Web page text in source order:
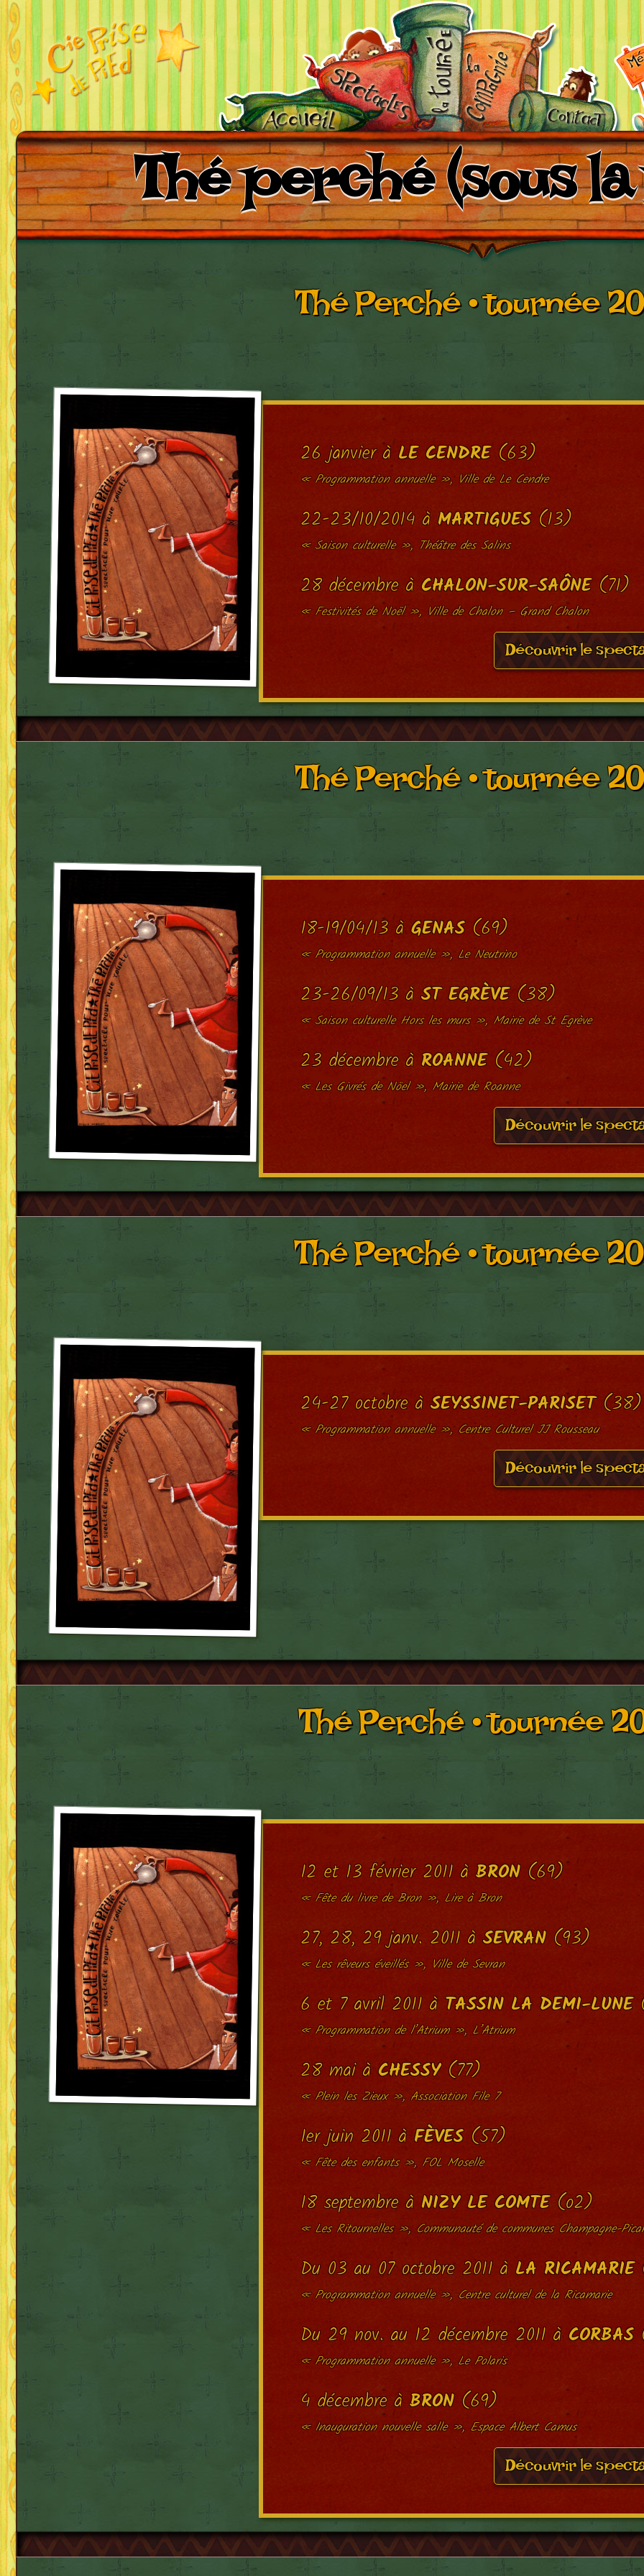
Thé perché (sous
Thé Perché • tournée
26 janvier àLE CENDRE (63)
« Programmation annuelle », Ville de Le Cendre
22-23/10/2014 àMARTIGUES(13)
« Saison culturelle », Théâtre des Salins
28 décembre àCHALON-SUR-SAÔNE(71)
« Festivités de Noël », Ville de Chalon – Grand Chalon
Découvrir le
Thé Perché • tournée
18-19/04/13 àGENAS(69)
« Programmation annuelle », Le Neutrino
23-26/09/13 àST EGRÈVE(38)
« Saison culturelle Hors les murs », Mairie de St Egrève
23 décembre àROANNE(42)
« Les Givrés de Nöel », Mairie de Roanne
Découvrir le
Thé Perché • tournée
24-27 octobre àSEYSSINET-PARISET (38)
« Programmation annuelle », Centre Culturel JJ Rousseau
Découvrir le
Thé Perché • tournée
12 et 13 février 2011 àBRON(69)
« Fête du livre de Bron », Lire à Bron
27, 28, 29 janv. 2011 àSEVRAN(93)
« Les rêveurs éveillés », Ville de Sevran
6 et 7 avril 2011 àTASSIN LA DEMI-LUNE
« Programmation de l’Atrium », L’Atrium
28 mai àCHESSY(77)
« Plein les Zieux », Association File 7
1er juin 2011 àFÈVES(57)
« Fête des enfants », FOL Moselle
18 septembre àNIZY LE COMTE (o2)
« Les Ritournelles », Communauté de communes Champagne-
Du 03 au 07 octobre 2011 àLA RICAMARIE
« Programmation annuelle », Centre culturel de la Ricamarie
Du 29 nov. au 12 décembre 2011 àCORBAS
« Programmation annuelle », Le Polaris
4 décembre àBRON(69)
« Inauguration nouvelle salle », Espace Albert Camus
Découvrir le